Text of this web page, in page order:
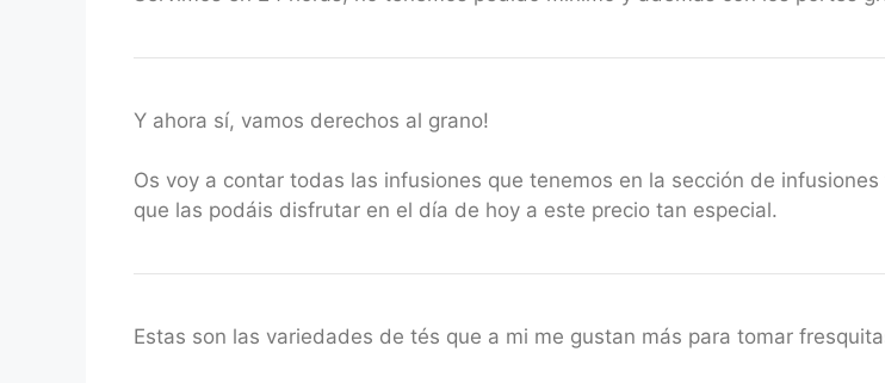
Y ahora sí, vamos derechos al grano!
Os voy a contar todas las infusiones que tenemos en la sección de
que las podáis disfrutar en el día de hoy a este precio tan especial.
Estas son las variedades de tés que a mi me gustan más para tomar